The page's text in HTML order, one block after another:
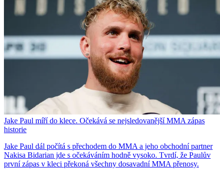
Jake Paul míří do klece. Očekává se nejsledovanější MMA zápas
historie
Jake Paul dál počítá s přechodem do MMA a jeho obchodní partner
Nakisa Bidarian jde s očekáváním hodně vysoko. Tvrdí, že Paulův
první zápas v kleci překoná všechny dosavadní MMA přenosy.